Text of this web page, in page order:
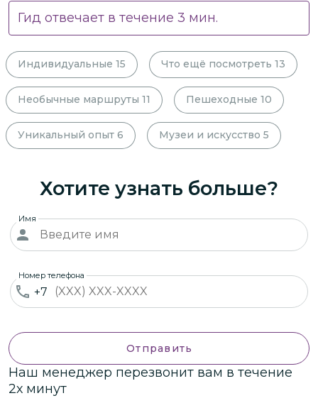
Гид отвечает в течение 3 мин.
Индивидуальные 15 Что ещё посмотреть 13
Необычные маршруты 11 Пешеходные 10
Уникальный опыт 6 Музеи и искусство 5
Хотите узнать больше?
Имя
+7
Номер телефона
Отправить
Наш менеджер перезвонит вам в течение
2х минут